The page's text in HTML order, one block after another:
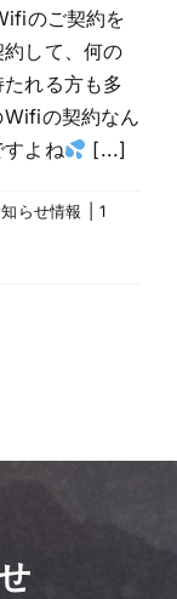
のご契約を
して、何の
れる方も多
の契約なん
よね
[...]
らせ情報
1